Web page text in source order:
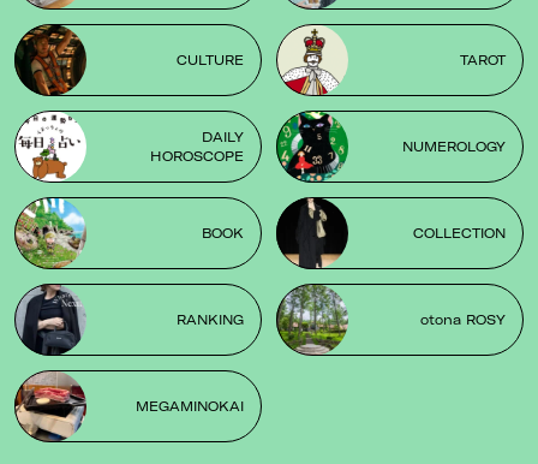
CULTURE TAROT
DAILY
HOROSCOPE
NUMEROLOGY
BOOK COLLECTION
RANKING otona ROSY
MEGAMINOKAI